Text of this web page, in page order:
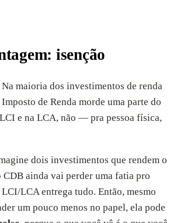
isenção
maioria dos investimentos de renda
de Renda morde uma parte do
e na LCA, não — pra pessoa física,
dois investimentos que rendem o
ainda vai perder uma fatia pro
LCA entrega tudo. Então, mesmo
um pouco menos no papel, ela pode